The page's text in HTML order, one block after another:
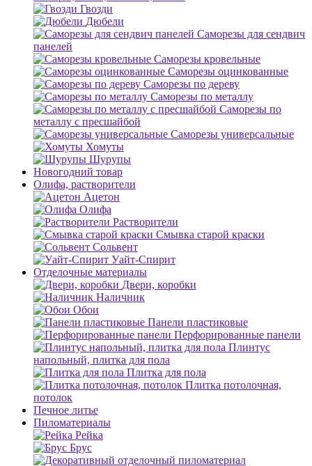
Гвозди
Дюбели
Саморезы для сендвич
панелей
Саморезы кровельные
Саморезы оцинкованные
Саморезы по дереву
Саморезы по металлу
Саморезы по
металлу с пресшайбой
Саморезы универсальные
Хомуты
Шурупы
Новогодний товар
Олифа, растворители
Ацетон
Олифа
Растворители
Смывка старой краски
Сольвент
Уайт-Спирит
Отделочные материалы
Двери, коробки
Наличник
Обои
Панели пластиковые
Перфорированные панели
Плинтус
напольный, плитка для пола
Плитка для пола
Плитка потолочная,
потолок
Печное литье
Пиломатериалы
Рейка
Брус